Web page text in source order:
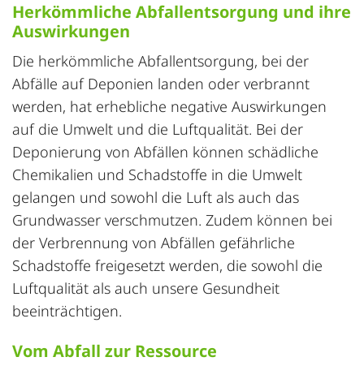
Herkömmliche Abfallentsorgung und ihre
Auswirkungen
Die herkömmliche Abfallentsorgung, bei der
Abfälle auf Deponien landen oder verbrannt
werden, hat erhebliche negative Auswirkungen
auf die Umwelt und die Luftqualität. Bei der
Deponierung von Abfällen können schädliche
Chemikalien und Schadstoffe in die Umwelt
gelangen und sowohl die Luft als auch das
Grundwasser verschmutzen. Zudem können bei
der Verbrennung von Abfällen gefährliche
Schadstoffe freigesetzt werden, die sowohl die
Luftqualität als auch unsere Gesundheit
beeinträchtigen.
Vom Abfall zur Ressource